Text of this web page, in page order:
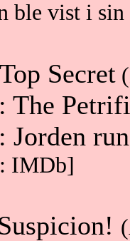
ble vist i sin
Secret
The
Jorden
IMDb]